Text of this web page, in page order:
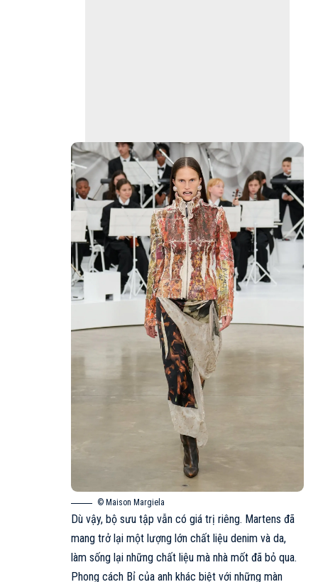
© Maison Margiela
Dù vậy, bộ sưu tập vẫn có giá trị riêng. Martens đã
mang trở lại một lượng lớn chất liệu denim và da,
làm sống lại những chất liệu mà nhà mốt đã bỏ qua.
Phong cách Bỉ của anh khác biệt với những màn